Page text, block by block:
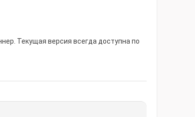
Текущая версия всегда доступна по